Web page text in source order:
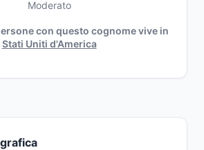
Moderato
con questo cognome vive in
Stati Uniti d'America